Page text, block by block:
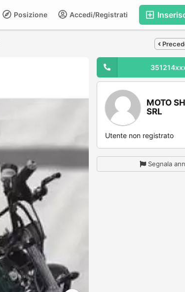
Accedi/Registrati
Posizione
MOTO
SRL
Utente non registrato
Segnala